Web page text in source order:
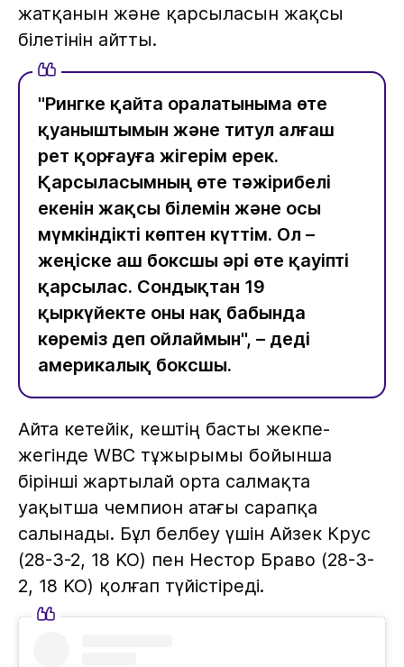
жатқанын және қарсыласын жақсы
білетінін айтты.
"Рингке қайта оралатыныма өте
қуаныштымын және титул алғаш
рет қорғауға жігерім ерек.
Қарсыласымның өте тәжірибелі
екенін жақсы білемін және осы
мүмкіндікті көптен күттім. Ол –
жеңіске аш боксшы әрі өте қауіпті
қарсылас. Сондықтан 19
қыркүйекте оны нақ бабында
көреміз деп ойлаймын", – деді
америкалық боксшы.
Айта кетейік, кештің басты жекпе-
жегінде WBC тұжырымы бойынша
бірінші жартылай орта салмақта
уақытша чемпион атағы сарапқа
салынады. Бұл белбеу үшін Айзек Крус
(28-3-2, 18 KO) пен Нестор Браво (28-3-
2, 18 KO) қолғап түйістіреді.